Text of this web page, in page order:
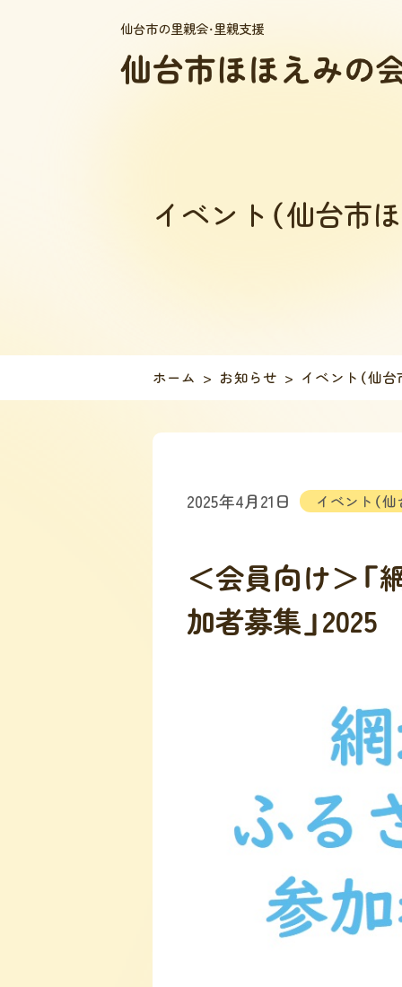
仙台市の里親会・里親支援
イベント（仙台市
ホーム お知らせ イベント（仙
2025年4月21日 イベント（
＜会員向け＞「
加者募集」2025